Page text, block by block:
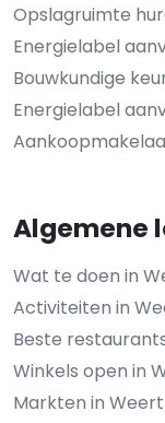
Opslagruimte
Energielabel
Bouwkundige
Energielabel
Algemene
Wat te doen in
Activiteiten in
Beste
Winkels open in
Markten in Weert